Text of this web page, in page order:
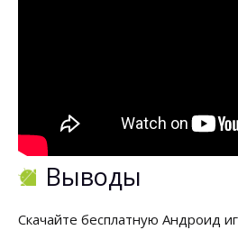
Выводы
Скачайте бесплатную Андроид